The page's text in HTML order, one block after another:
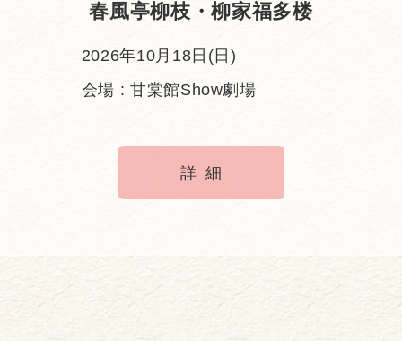
春風亭柳枝・柳家福多楼
2026年10月18日(日)
会場 : 甘棠館Show劇場
詳細